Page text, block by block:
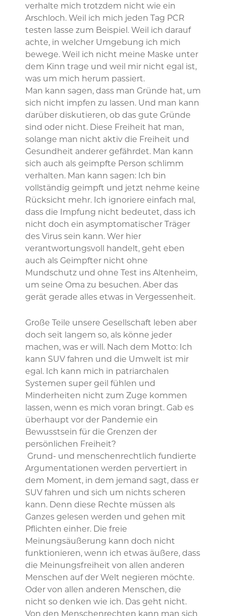
verhalte mich trotzdem nicht wie ein
Arschloch. Weil ich mich jeden Tag PCR
testen lasse zum Beispiel. Weil ich darauf
achte, in welcher Umgebung ich mich
bewege. Weil ich nicht meine Maske unter
dem Kinn trage und weil mir nicht egal ist,
was um mich herum passiert.
Man kann sagen, dass man Gründe hat, um
sich nicht impfen zu lassen. Und man kann
darüber diskutieren, ob das gute Gründe
sind oder nicht. Diese Freiheit hat man,
solange man nicht aktiv die Freiheit und
Gesundheit anderer gefährdet. Man kann
sich auch als geimpfte Person schlimm
verhalten. Man kann sagen: Ich bin
vollständig geimpft und jetzt nehme keine
Rücksicht mehr. Ich ignoriere einfach mal,
dass die Impfung nicht bedeutet, dass ich
nicht doch ein asymptomatischer Träger
des Virus sein kann. Wer hier
verantwortungsvoll handelt, geht eben
auch als Geimpfter nicht ohne
Mundschutz und ohne Test ins Altenheim,
um seine Oma zu besuchen. Aber das
gerät gerade alles etwas in Vergessenheit.
Große Teile unsere Gesellschaft leben aber
doch seit langem so, als könne jeder
machen, was er will. Nach dem Motto: Ich
kann SUV fahren und die Umwelt ist mir
egal. Ich kann mich in patriarchalen
Systemen super geil fühlen und
Minderheiten nicht zum Zuge kommen
lassen, wenn es mich voran bringt. Gab es
überhaupt vor der Pandemie ein
Bewusstsein für die Grenzen der
persönlichen Freiheit?
Grund- und menschenrechtlich fundierte
Argumentationen werden pervertiert in
dem Moment, in dem jemand sagt, dass er
SUV fahren und sich um nichts scheren
kann. Denn diese Rechte müssen als
Ganzes gelesen werden und gehen mit
Pflichten einher. Die freie
Meinungsäußerung kann doch nicht
funktionieren, wenn ich etwas äußere, dass
die Meinungsfreiheit von allen anderen
Menschen auf der Welt negieren möchte.
Oder von allen anderen Menschen, die
nicht so denken wie ich. Das geht nicht.